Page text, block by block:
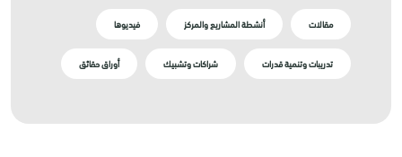
مقالات أنشطة المشاريع والمركز فيديوها
تدريبات وتنمية قدرات شراكات وتشبيك أوراق حقائق